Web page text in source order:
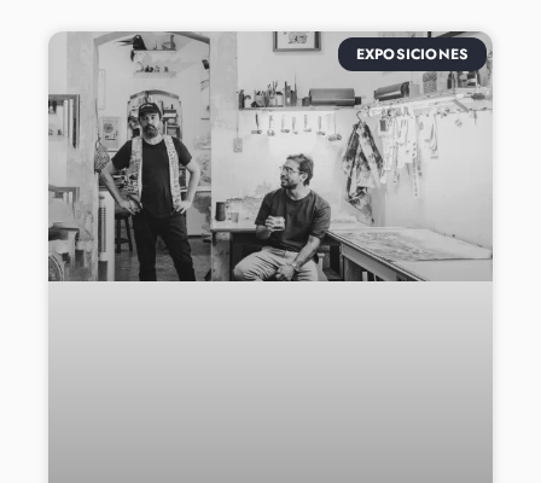
EXPOSICIONES